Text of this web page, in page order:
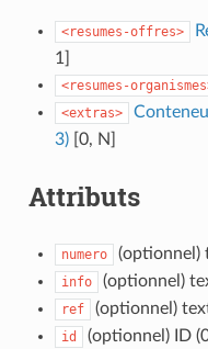
<resumes-offres>
1]
<resumes-
<extras>
3)[0, N]
Attributs
numero (optionnel)
info (optionnel)
ref (optionnel)
id (optionnel) ID